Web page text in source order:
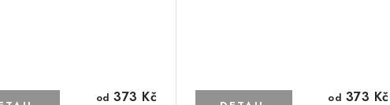
od 373 Kč od 373 Kč